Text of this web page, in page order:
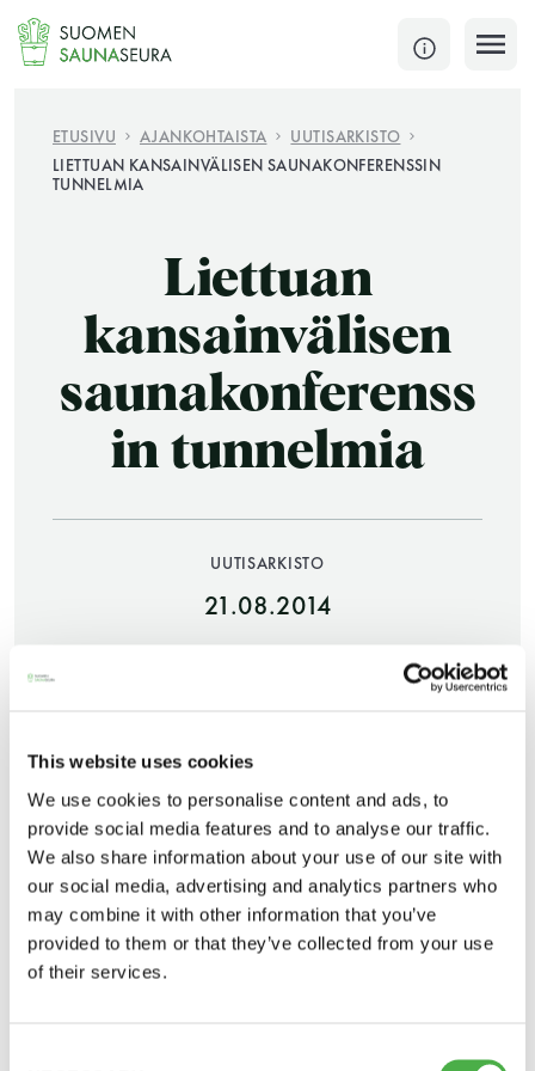
This website uses cookies
We use cookies to personalise content and ads, to
provide social media features and to analyse our traffic.
We also share information about your use of our site with
our social media, advertising and analytics partners who
may combine it with other information that you’ve
provided to them or that they’ve collected from your use
of their services.
Siirry
sisältöön
SULJE
Jokaisen kuun 1. lauantai on jaettu ja jokaisen kuun
KATSO TARKEMMAT AUKIOLOAJAT
JÄSENSIVUT
Saunatalo on avoinna
myös helatorstaina
-Naisten päivät ovat maanantai ja
ETUSIVU AJANKOHTAISTA
UUTISARKISTO
LIETTUAN KANSAINVÄLISEN SAUNAKONFERENSSIN
TUNNELMIA
Liettuan
kansainvälisen
saunakonferenss
in tunnelmia
UUTISARKISTO
21.08.2014
Lue liitteestä Mika Meskasen englanniksi
kirjoittama juttu 16. kansainvälisestä
Saunakongressista!